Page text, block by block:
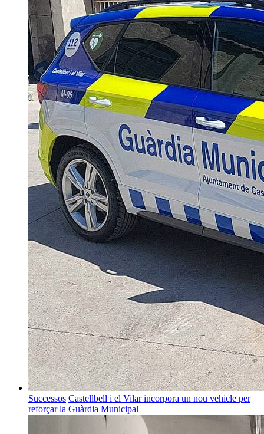
Successos Castellbell i el Vilar incorpora un nou vehicle per
reforçar la Guàrdia Municipal